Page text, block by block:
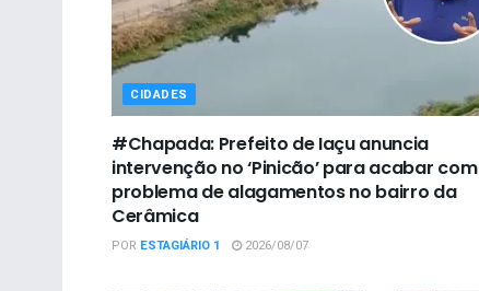
CIDADES
#Chapada: Prefeito de Iaçu anuncia
intervenção no ‘Pinicão’ para acabar com
problema de alagamentos no bairro da
Cerâmica
POR ESTAGIÁRIO 1 2026/08/07